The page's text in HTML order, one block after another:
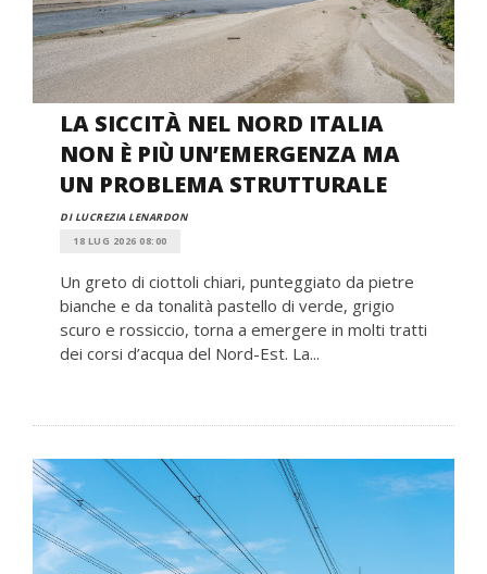
LA SICCITÀ NEL NORD ITALIA
NON È PIÙ UN’EMERGENZA MA
UN PROBLEMA STRUTTURALE
DI LUCREZIA LENARDON
18 LUG 2026 08:00
Un greto di ciottoli chiari, punteggiato da pietre
bianche e da tonalità pastello di verde, grigio
scuro e rossiccio, torna a emergere in molti tratti
dei corsi d’acqua del Nord-Est. La...